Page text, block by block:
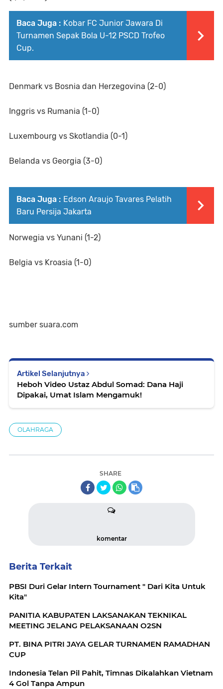
Baca Juga : Kobar FC Junior Jawara Di
Turnamen Sepak Bola U-12 PSCD Trofeo
Cup.
Denmark vs Bosnia dan Herzegovina (2-0)
Inggris vs Rumania (1-0)
Luxembourg vs Skotlandia (0-1)
Belanda vs Georgia (3-0)
Baca Juga : Edson Araujo Tavares Pelatih
Baru Persija Jakarta
Norwegia vs Yunani (1-2)
Belgia vs Kroasia (1-0)
sumber suara.com
Artikel Selanjutnya
Heboh Video Ustaz Abdul Somad: Dana Haji
Dipakai, Umat Islam Mengamuk!
OLAHRAGA
SHARE
komentar
Berita Terkait
PBSI Duri Gelar Intern Tournament " Dari Kita Untuk
Kita"
PANITIA KABUPATEN LAKSANAKAN TEKNIKAL
MEETING JELANG PELAKSANAAN O2SN
PT. BINA PITRI JAYA GELAR TURNAMEN RAMADHAN
CUP
Indonesia Telan Pil Pahit, Timnas Dikalahkan Vietnam
4 Gol Tanpa Ampun